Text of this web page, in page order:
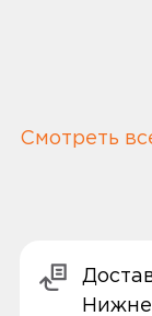
Смотреть